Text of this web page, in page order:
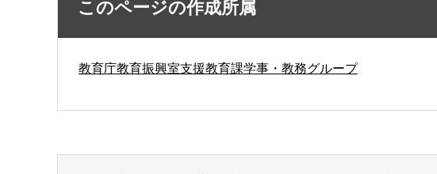
このページの作成所属
教育庁教育振興室支援教育課学事・教務グループ